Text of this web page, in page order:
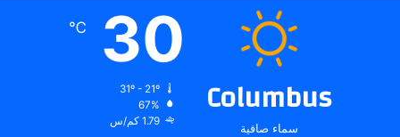
Columbus
سماء صافية
30
℃
67%
1.79 كم/س